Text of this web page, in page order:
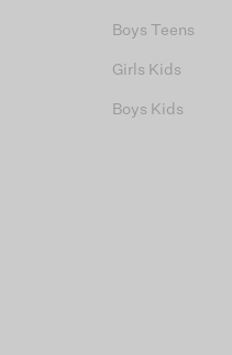
Boys Teens
Girls Kids
Boys Kids